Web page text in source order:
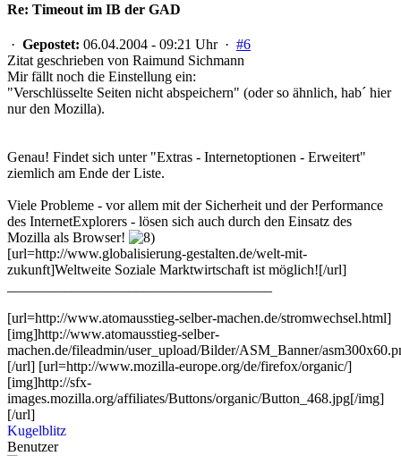
Re: Timeout im IB der GAD
· Gepostet: 06.04.2004 - 09:21 Uhr · #6
Zitat geschrieben von Raimund Sichmann
Mir fällt noch die Einstellung ein:
"Verschlüsselte Seiten nicht abspeichern" (oder so ähnlich, hab´ hier
nur den Mozilla).
Genau! Findet sich unter "Extras - Internetoptionen - Erweitert"
ziemlich am Ende der Liste.
Viele Probleme - vor allem mit der Sicherheit und der Performance
des InternetExplorers - lösen sich auch durch den Einsatz des
Mozilla als Browser!
[url=http://www.globalisierung-gestalten.de/welt-mit-
zukunft]Weltweite Soziale Marktwirtschaft ist möglich![/url]
[url=http://www.atomausstieg-selber-machen.de/stromwechsel.html]
[img]http://www.atomausstieg-selber-
machen.de/fileadmin/user_upload/Bilder/ASM_Banner/
[/url] [url=http://www.mozilla-europe.org/de/firefox/organic/]
[img]http://sfx-
images.mozilla.org/affiliates/Buttons/organic/Button_468.jpg[/img]
[/url]
Kugelblitz
Benutzer